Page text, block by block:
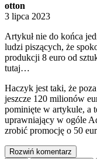
otton
3 lipca 2023
Artykuł nie do końca
ludzi piszących, że
produkcji 8 euro od
tutaj…
Haczyk jest taki, że
jeszcze 120 milionów
pominięte w artykule, a
uprawniający w ogóle
zrobić promocję o 50
Rozwiń komentarz